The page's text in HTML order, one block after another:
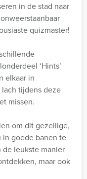
in de stad naar
quizmaster!
‘Hints’
elkaar in
tijdens deze
missen.
om dit gezellige,
in goede banen te
leukste manier
maar ook